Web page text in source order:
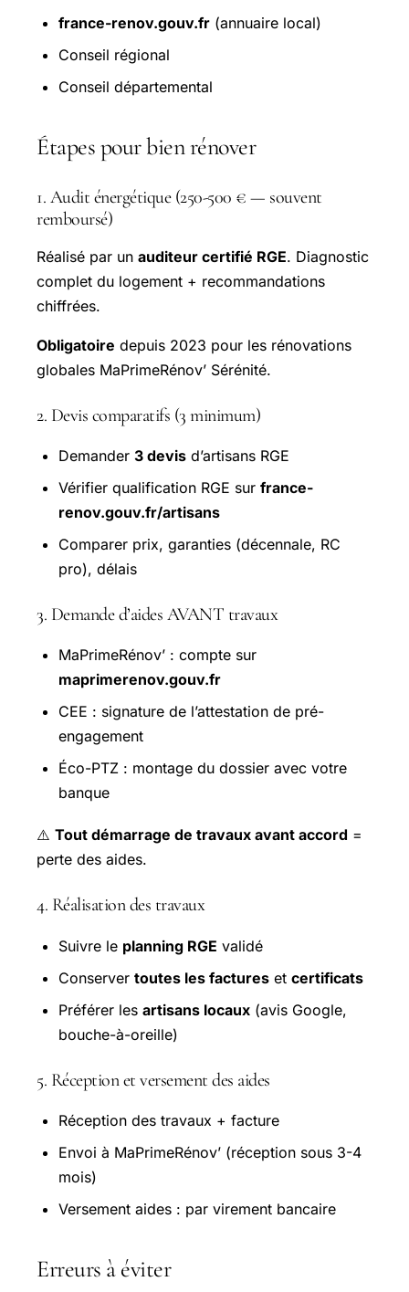
france-renov.gouv.fr (annuaire local)
Conseil régional
Conseil départemental
Étapes pour bien rénover
1. Audit énergétique (250-500 € — souvent
remboursé)
Réalisé par un auditeur certifié RGE. Diagnostic
complet du logement + recommandations
chiffrées.
Obligatoire depuis 2023 pour les rénovations
globales MaPrimeRénov’ Sérénité.
2. Devis comparatifs (3 minimum)
Demander 3 devis d’artisans RGE
Vérifier qualification RGE sur france-
renov.gouv.fr/artisans
Comparer prix, garanties (décennale, RC
pro), délais
3. Demande d’aides AVANT travaux
MaPrimeRénov’ : compte sur
maprimerenov.gouv.fr
CEE : signature de l’attestation de pré-
engagement
Éco-PTZ : montage du dossier avec votre
banque
⚠️ Tout démarrage de travaux avant accord =
perte des aides.
4. Réalisation des travaux
Suivre le planning RGE validé
Conserver toutes les factures et certificats
Préférer les artisans locaux (avis Google,
bouche-à-oreille)
5. Réception et versement des aides
Réception des travaux + facture
Envoi à MaPrimeRénov’ (réception sous 3-4
mois)
Versement aides : par virement bancaire
Erreurs à éviter